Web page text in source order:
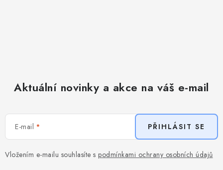
Aktuální novinky a akce na váš e-mail
E-mail
Vložením e-mailu souhlasíte s podmínkami ochrany osobních údajů
PŘIHLÁSIT SE